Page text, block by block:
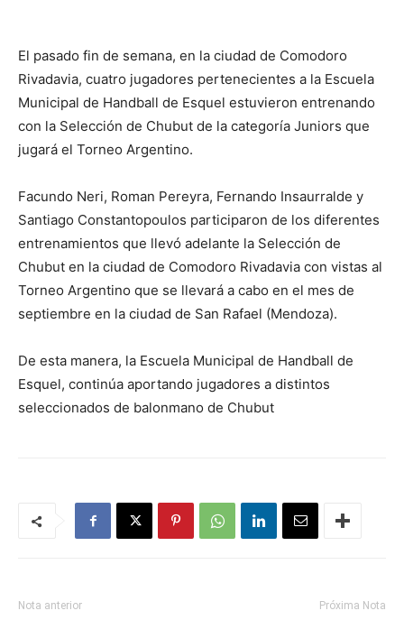
El pasado fin de semana, en la ciudad de Comodoro
Rivadavia, cuatro jugadores pertenecientes a la Escuela
Municipal de Handball de Esquel estuvieron entrenando
con la Selección de Chubut de la categoría Juniors que
jugará el Torneo Argentino.
Facundo Neri, Roman Pereyra, Fernando Insaurralde y
Santiago Constantopoulos participaron de los diferentes
entrenamientos que llevó adelante la Selección de
Chubut en la ciudad de Comodoro Rivadavia con vistas al
Torneo Argentino que se llevará a cabo en el mes de
septiembre en la ciudad de San Rafael (Mendoza).
De esta manera, la Escuela Municipal de Handball de
Esquel, continúa aportando jugadores a distintos
seleccionados de balonmano de Chubut
Nota anterior Próxima Nota